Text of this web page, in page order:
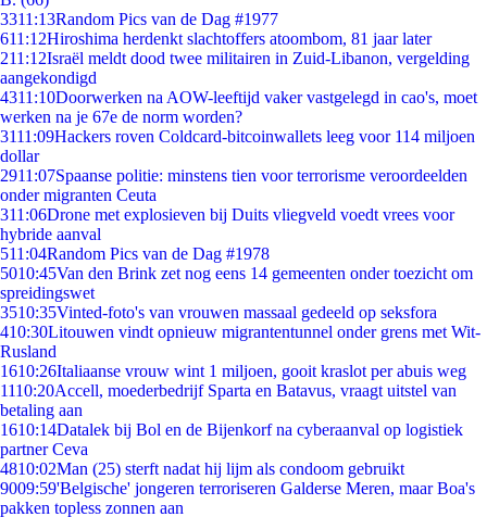
3311:13Random Pics van de Dag #1977
611:12Hiroshima herdenkt slachtoffers atoombom, 81 jaar later
211:12Israël meldt dood twee militairen in Zuid-Libanon, vergelding
aangekondigd
4311:10Doorwerken na AOW-leeftijd vaker vastgelegd in cao's, moet
werken na je 67e de norm worden?
3111:09Hackers roven Coldcard-bitcoinwallets leeg voor 114 miljoen
dollar
2911:07Spaanse politie: minstens tien voor terrorisme veroordeelden
onder migranten Ceuta
311:06Drone met explosieven bij Duits vliegveld voedt vrees voor
hybride aanval
511:04Random Pics van de Dag #1978
5010:45Van den Brink zet nog eens 14 gemeenten onder toezicht om
spreidingswet
3510:35Vinted-foto's van vrouwen massaal gedeeld op seksfora
410:30Litouwen vindt opnieuw migrantentunnel onder grens met Wit-
Rusland
1610:26Italiaanse vrouw wint 1 miljoen, gooit kraslot per abuis weg
1110:20Accell, moederbedrijf Sparta en Batavus, vraagt uitstel van
betaling aan
1610:14Datalek bij Bol en de Bijenkorf na cyberaanval op logistiek
partner Ceva
4810:02Man (25) sterft nadat hij lijm als condoom gebruikt
9009:59'Belgische' jongeren terroriseren Galderse Meren, maar Boa's
pakken topless zonnen aan